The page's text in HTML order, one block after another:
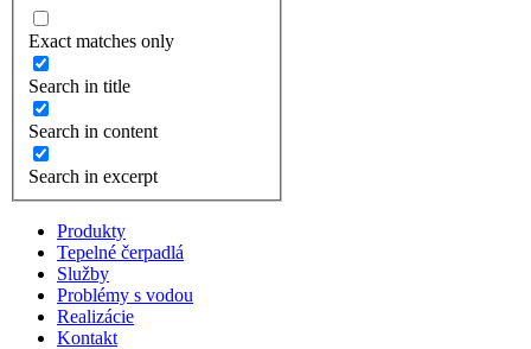
Exact matches only
Search in title
Search in content
Search in excerpt
Produkty
Tepelné čerpadlá
Služby
Problémy s vodou
Realizácie
Kontakt